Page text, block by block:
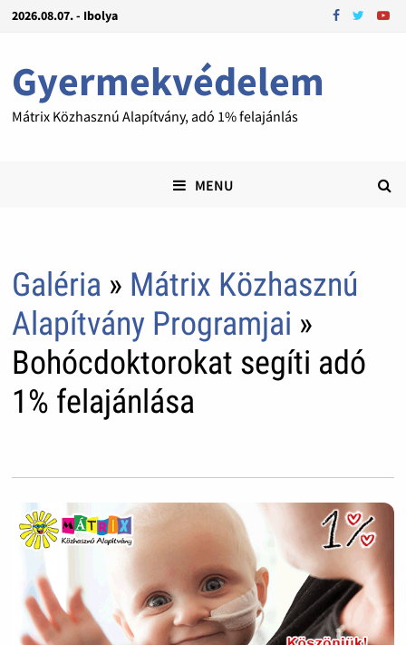
2026.08.07. - Ibolya
Gyermekvédelem
Mátrix Közhasznú Alapítvány, adó 1% felajánlás
MENU
Galéria » Mátrix Közhasznú
Alapítvány Programjai »
Bohócdoktorokat segíti adó
1% felajánlása